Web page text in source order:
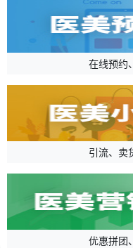
在线预约
引流、卖
优惠拼团